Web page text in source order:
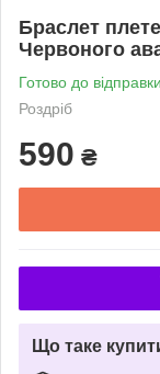
Браслет
Червоного
Готово до відправки
Роздріб
590 ₴
Що таке